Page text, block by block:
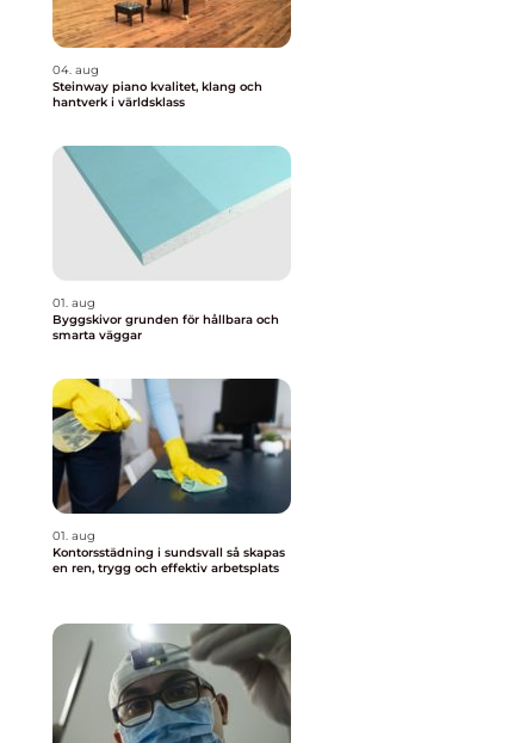
04. aug
Steinway piano kvalitet, klang och
hantverk i världsklass
01. aug
Byggskivor grunden för hållbara och
smarta väggar
01. aug
Kontorsstädning i sundsvall så skapas
en ren, trygg och effektiv arbetsplats